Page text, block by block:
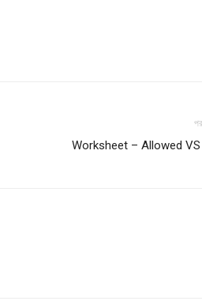
Worksheet – Allowed